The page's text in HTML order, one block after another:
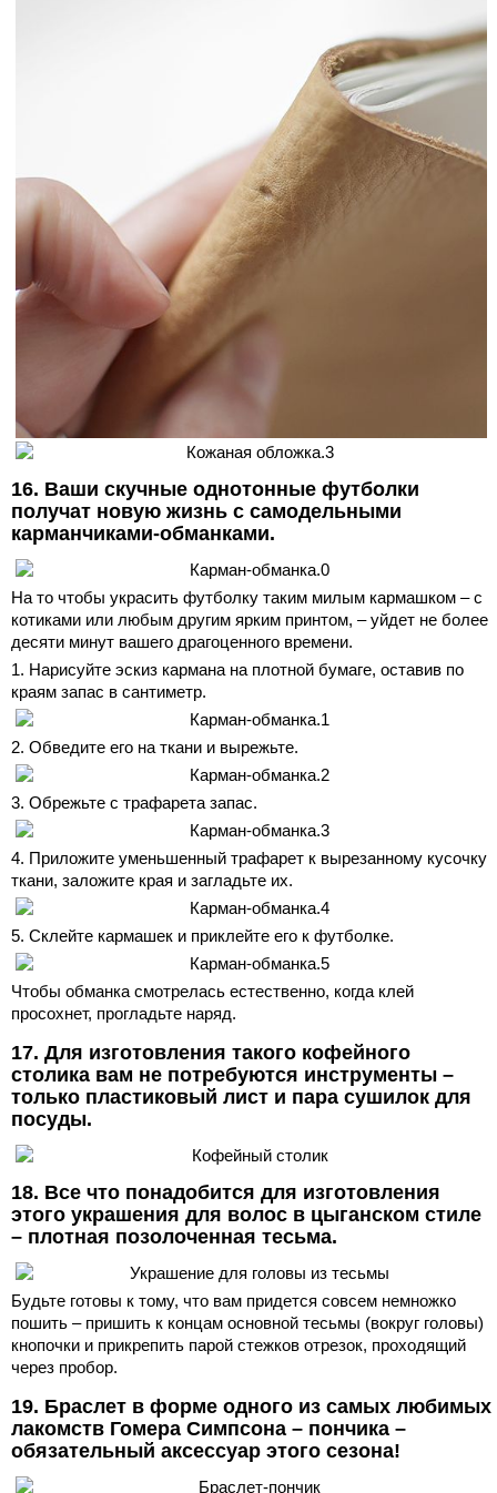
16. Ваши скучные однотонные футболки
получат новую жизнь с самодельными
карманчиками-обманками.
На то чтобы украсить футболку таким милым кармашком – с
котиками или любым другим ярким принтом, – уйдет не более
десяти минут вашего драгоценного времени.
1. Нарисуйте эскиз кармана на плотной бумаге, оставив по
краям запас в сантиметр.
2. Обведите его на ткани и вырежьте.
3. Обрежьте с трафарета запас.
4. Приложите уменьшенный трафарет к вырезанному кусочку
ткани, заложите края и загладьте их.
5. Склейте кармашек и приклейте его к футболке.
Чтобы обманка смотрелась естественно, когда клей
просохнет, прогладьте наряд.
17. Для изготовления такого кофейного
столика вам не потребуются инструменты –
только пластиковый лист и пара сушилок для
посуды.
18. Все что понадобится для изготовления
этого украшения для волос в цыганском стиле
– плотная позолоченная тесьма.
Будьте готовы к тому, что вам придется совсем немножко
пошить – пришить к концам основной тесьмы (вокруг головы)
кнопочки и прикрепить парой стежков отрезок, проходящий
через пробор.
19. Браслет в форме одного из самых любимых
лакомств Гомера Симпсона – пончика –
обязательный аксессуар этого сезона!